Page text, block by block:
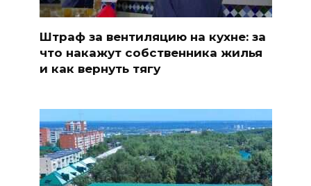
Штраф за вентиляцию на кухне: за
что накажут собственника жилья
и как вернуть тягу